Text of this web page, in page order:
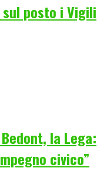
posto i Vigili
la Lega:
civico”